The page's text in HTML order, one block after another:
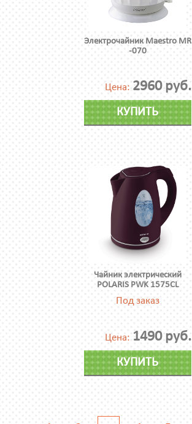
Электрочайник Maestro MR
-070
Цена: 2960 руб.
КУПИТЬ
Чайник электрический
POLARIS PWK 1575CL
Под заказ
Цена: 1490 руб.
КУПИТЬ